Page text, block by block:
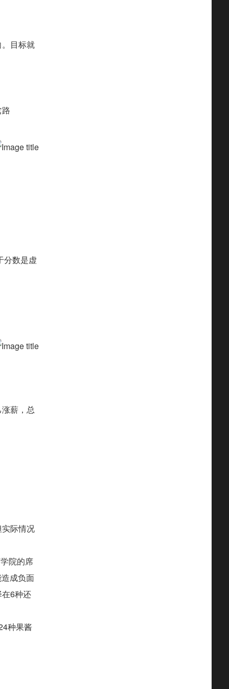
目标就
分数是虚
薪，总
际情况
院的席
成负面
6种还
种果酱